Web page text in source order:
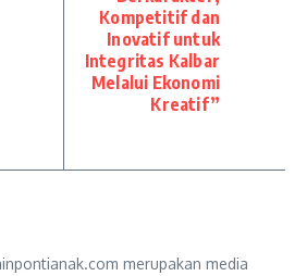
Kompetitif dan
Inovatif untuk
Integritas Kalbar
Melalui Ekonomi
Kreatif”
merupakan media